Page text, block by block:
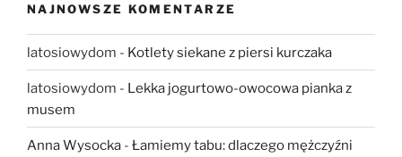
NAJNOWSZE KOMENTARZE
latosiowydom - Kotlety siekane z piersi kurczaka
latosiowydom - Lekka jogurtowo-owocowa pianka z
musem
Anna Wysocka - Łamiemy tabu: dlaczego mężczyźni